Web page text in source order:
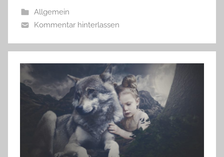
Allgemein
Kommentar hinterlassen